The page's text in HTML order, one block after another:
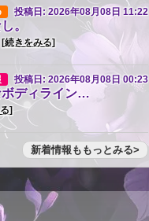
投稿日: 2026年08月08日 11:22
。
[続きをみる]
投稿日: 2026年08月08日 00:23
ボディライン…
]
新着情報ももっとみる